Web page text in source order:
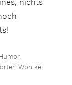
nichts
Humor,
Wöhlke